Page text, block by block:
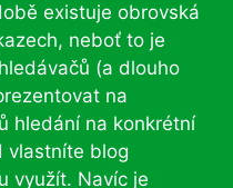
existuje obrovská
neboť to je
(a dlouho
na
hledání na konkrétní
vlastníte blog
využít. Navíc je